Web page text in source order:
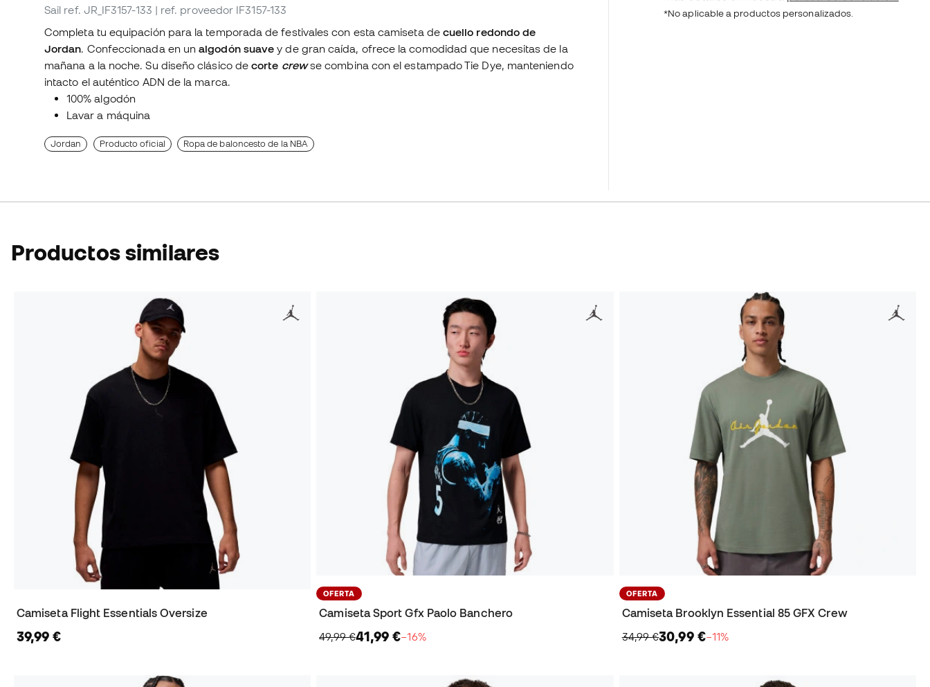
Sail ref. JR_IF3157-133 | ref. proveedor IF3157-133
Completa tu equipación para la temporada de festivales con esta camiseta de cuello redondo de
Jordan. Confeccionada en unalgodón suave y de gran caída, ofrece la comodidad que necesitas de la
mañana a la noche. Su diseño clásico decorte crewse combina con el estampado Tie Dye, manteniendo
intacto el auténtico ADN de la marca.
100% algodón
Lavar a máquina
Jordan Producto oficial Ropa de baloncesto de la NBA
*No aplicable a productos personalizados.
Productos similares
Camiseta Flight Essentials Oversize
39,99 €
OFERTA
Camiseta Sport Gfx Paolo Banchero
49,99 €41,99 €−16%
OFERTA
Camiseta Brooklyn Essential 85 GFX Crew
34,99 €30,99 €−11%